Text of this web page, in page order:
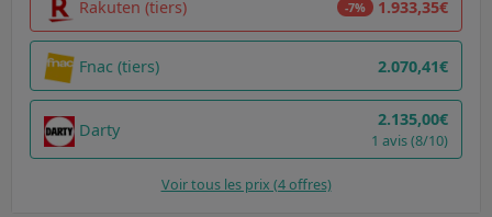
Rakuten (tiers) -7% 1.933,35€
Fnac (tiers) 2.070,41€
Darty 2.135,00€
1 avis (8/10)
Voir tous les prix (4 offres)